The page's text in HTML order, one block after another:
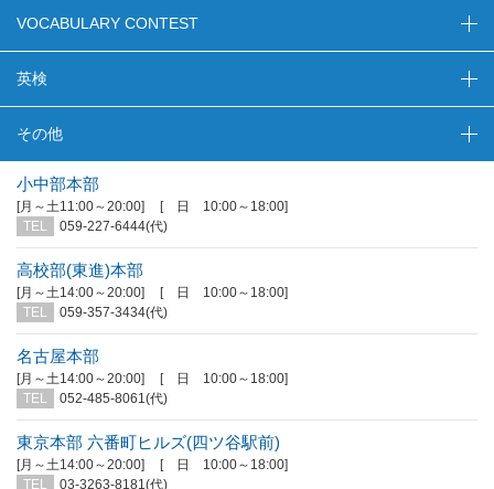
VOCABULARY CONTEST
英検
その他
小中部本部
[月～土11:00～20:00]
[ 日 10:00～18:00]
TEL
059-227-6444(代)
高校部(東進)本部
[月～土14:00～20:00]
[ 日 10:00～18:00]
TEL
059-357-3434(代)
名古屋本部
[月～土14:00～20:00]
[ 日 10:00～18:00]
TEL
052-485-8061(代)
東京本部 六番町ヒルズ(四ツ谷駅前)
[月～土14:00～20:00]
[ 日 10:00～18:00]
TEL
03-3263-8181(代)